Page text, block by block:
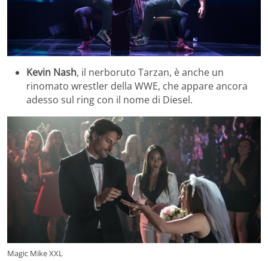
Kevin Nash, il nerboruto Tarzan, è anche un
rinomato wrestler della WWE, che appare ancora
adesso sul ring con il nome di Diesel.
Magic Mike XXL